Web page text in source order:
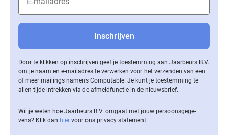
Door te klikken op inschrijven geef je toestemming aan Jaarbeurs B.V.
om je naam en e-mailadres te verwerken voor het verzenden van een
of meer mailings namens Computable. Je kunt je toestemming te
allen tijde intrekken via de af­meld­func­tie in de nieuwsbrief.
Wil je weten hoe Jaarbeurs B.V. omgaat met jouw per­soons­ge­ge­
vens? Klik dan hier voor ons privacy statement.